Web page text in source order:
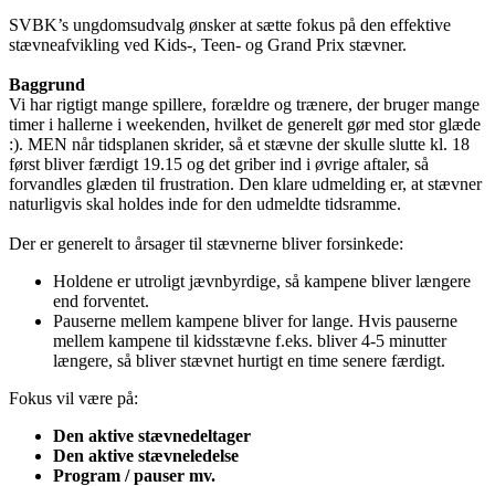
SVBK’s ungdomsudvalg ønsker at sætte fokus på den effektive
stævneafvikling ved Kids-, Teen- og Grand Prix stævner.
Baggrund
Vi har rigtigt mange spillere, forældre og trænere, der bruger mange
timer i hallerne i weekenden, hvilket de generelt gør med stor glæde
:). MEN når tidsplanen skrider, så et stævne der skulle slutte kl. 18
først bliver færdigt 19.15 og det griber ind i øvrige aftaler, så
forvandles glæden til frustration. Den klare udmelding er, at stævner
naturligvis skal holdes inde for den udmeldte tidsramme.
Der er generelt to årsager til stævnerne bliver forsinkede:
Holdene er utroligt jævnbyrdige, så kampene bliver længere
end forventet.
Pauserne mellem kampene bliver for lange. Hvis pauserne
mellem kampene til kidsstævne f.eks. bliver 4-5 minutter
længere, så bliver stævnet hurtigt en time senere færdigt.
Fokus vil være på:
Den aktive stævnedeltager
Den aktive stævneledelse
Program / pauser mv.